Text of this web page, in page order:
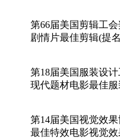
第66届美国剪辑工会
剧情片最佳剪辑(提
第18届美国服装设计
现代题材电影最佳服
第14届美国视觉效果
最佳特效电影视觉效